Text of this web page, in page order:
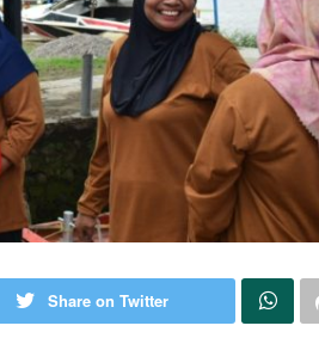
Share on Twitter